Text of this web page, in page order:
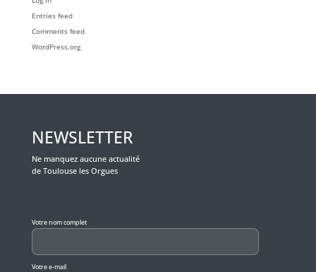
Entries feed
Comments feed
WordPress.org
NEWSLETTER
Ne manquez aucune actualité
de Toulouse les Orgues
Votre nom complet
Votre e-mail